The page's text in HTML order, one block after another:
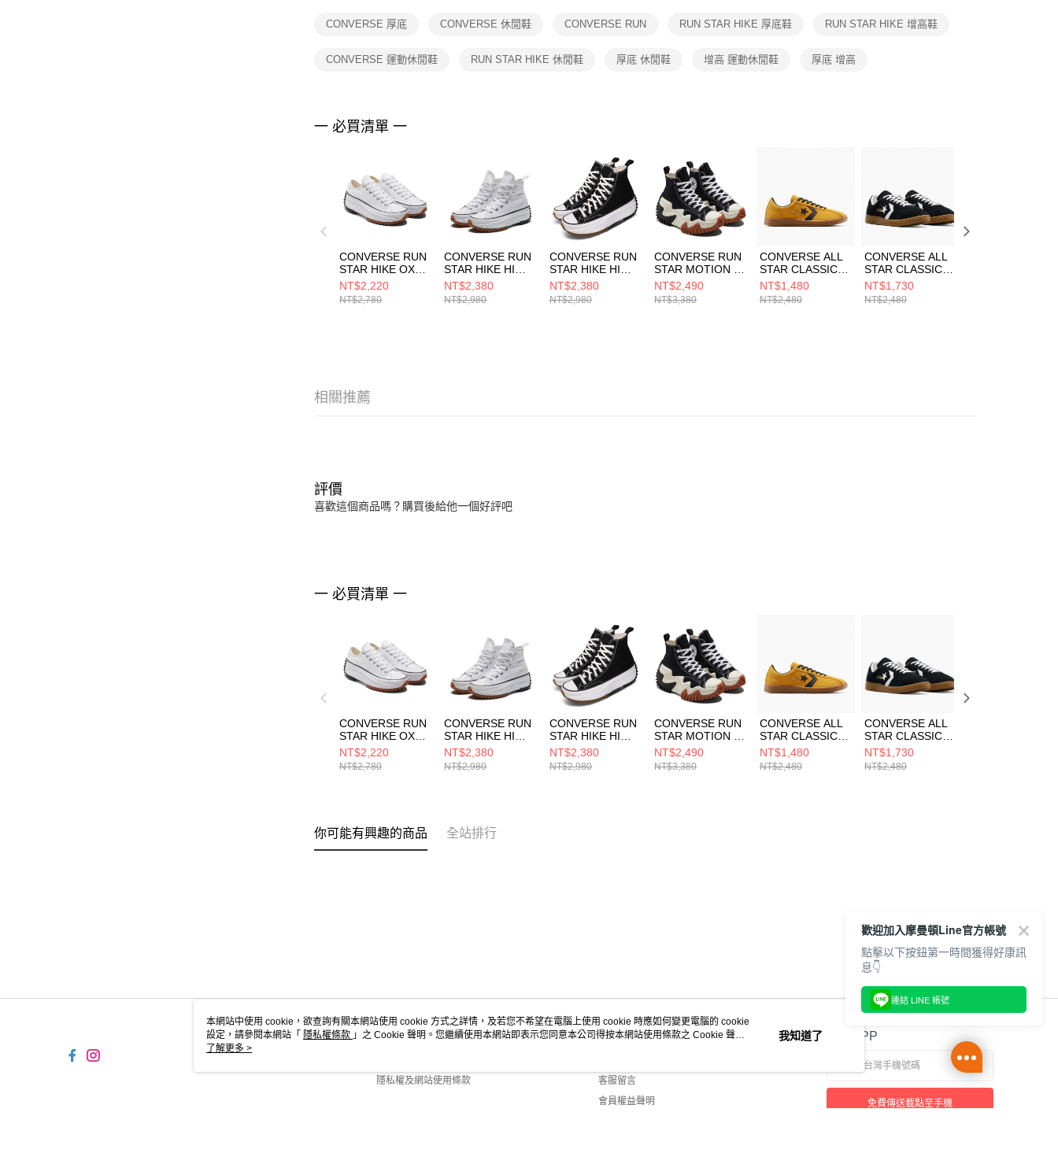
１．透過由恩沛科技股份有限公司提供之「AFTEE先享後付」服務完成之
交易，需依本服務之必要範圍內提供個人資料，並將交易相關給付款項請
２．關於個人資料處理事宜，請瀏覽以下網址：
５．嚴禁一人註冊多個帳號或使用他人資訊註冊。若發現惡意使用之情
形，恩沛科技股份有限公司將有權停止該用戶之使用額度並採取法律行
動。
CONVERSE 厚底 CONVERSE 休閒鞋 CONVERSE RUN RUN STAR HIKE 厚底鞋 RUN STAR HIKE 增高鞋
CONVERSE 運動休閒鞋 RUN STAR HIKE 休閒鞋 厚底 休閒鞋 增高 運動休閒鞋 厚底 增高
一 必買清單 一
CONVERSE RUN
STAR HIKE OX
WHITE/BLACK/G
UM 男女 厚底 增
高 休閒鞋
NT$2,220
NT$2,780
CONVERSE RUN
STAR HIKE HI
WHITE/BLACK/G
UM 男女 厚底 增
高 休閒鞋
NT$2,380
NT$2,980
CONVERSE RUN
STAR HIKE HI
BLACK/WHITE/G
UM 男女 休閒鞋
166800C
NT$2,380
NT$2,980
CONVERSE RUN
STAR MOTION HI
BLACK/WHITE/G
UM HONEY 男女
厚底 增高 休閒鞋
NT$2,490
NT$3,380
CONVERSE ALL
STAR CLASSIC
TRAINER OX
YELLOW/BLACK
休閒鞋 男女 黃色
NT$1,480
NT$2,480
CONVERSE ALL
STAR CLASSIC
TRAINER OX
BLACK/WHITE 男
女 休閒鞋
NT$1,730
NT$2,480
相關推薦
評價
喜歡這個商品嗎？購買後給他一個好評吧
一 必買清單 一
CONVERSE RUN
STAR HIKE OX
WHITE/BLACK/G
UM 男女 厚底 增
高 休閒鞋
NT$2,220
NT$2,780
CONVERSE RUN
STAR HIKE HI
WHITE/BLACK/G
UM 男女 厚底 增
高 休閒鞋
NT$2,380
NT$2,980
CONVERSE RUN
STAR HIKE HI
BLACK/WHITE/G
UM 男女 休閒鞋
166800C
NT$2,380
NT$2,980
CONVERSE RUN
STAR MOTION HI
BLACK/WHITE/G
UM HONEY 男女
厚底 增高 休閒鞋
NT$2,490
NT$3,380
CONVERSE ALL
STAR CLASSIC
TRAINER OX
YELLOW/BLACK
休閒鞋 男女 黃色
NT$1,480
NT$2,480
CONVERSE ALL
STAR CLASSIC
TRAINER OX
BLACK/WHITE 男
女 休閒鞋
NT$1,730
NT$2,480
你可能有興趣的商品 全站排行
關於我們
隱私權及網站使用條款
客服資訊
客服留言
會員權益聲明
官方APP
免費傳送載點至手機
本網站中使用 cookie，欲查詢有關本網站使用 cookie 方式之詳情，及若您不希望在電腦上使用 cookie 時應如何變更電腦的 cookie
設定，請參閱本網站「 隱私權條款 」之 Cookie 聲明。您繼續使用本網站即表示您同意本公司得按本網站使用條款之 Cookie 聲明
使用 cookie。
了解更多 >
我知道了
歡迎加入摩曼頓Line官方帳號
點擊以下按鈕第一時間獲得好康訊
息👇
連結 LINE 帳號